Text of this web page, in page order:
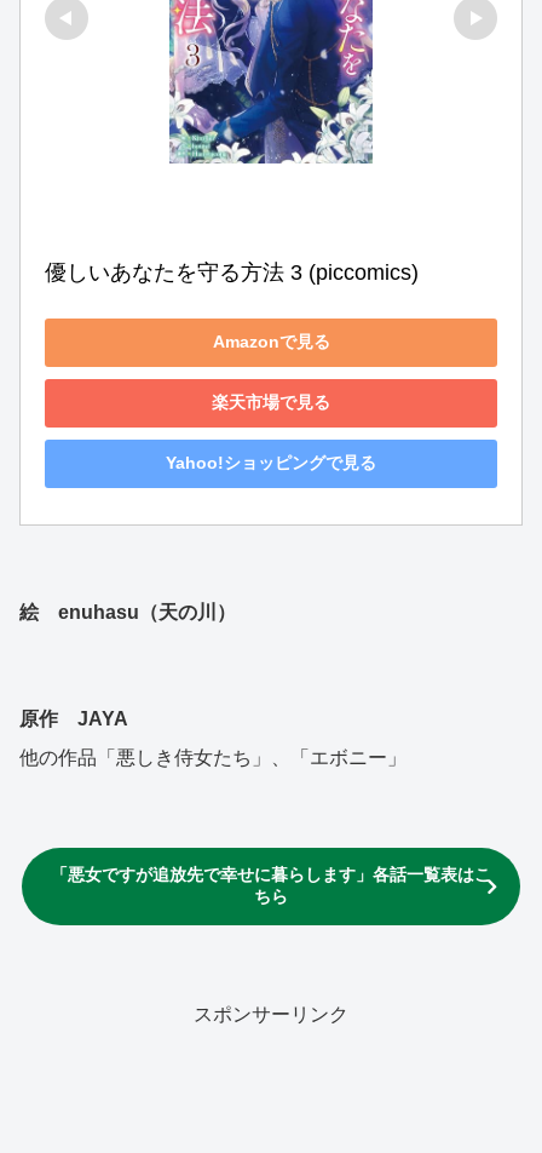
優しいあなたを守る方法 3 (piccomics)
Amazonで見る
楽天市場で見る
Yahoo!ショッピングで見る
絵 enuhasu（天の川）
原作 JAYA
他の作品「悪しき侍女たち」、「エボニー」
「悪女ですが追放先で幸せに暮らします」各話一覧表はこ
ちら
スポンサーリンク